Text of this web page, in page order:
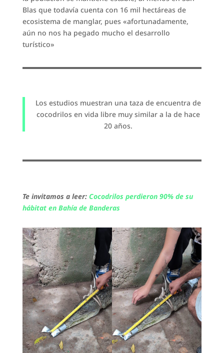
Blas que todavía cuenta con 16 mil hectáreas de
ecosistema de manglar, pues «afortunadamente,
aún no nos ha pegado mucho el desarrollo
turístico»
Los estudios muestran una taza de encuentra de
cocodrilos en vida libre muy similar a la de hace
20 años.
Te invitamos a leer: Cocodrilos perdieron 90% de su
hábitat en Bahía de Banderas